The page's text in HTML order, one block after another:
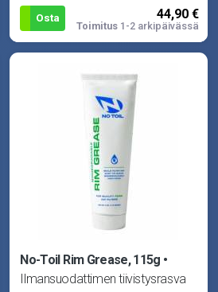
Osta 44,90 €
Toimitus1-2 arkipäivässä
No-Toil Rim Grease, 115g
Ilmansuodattimen tiivistysrasva